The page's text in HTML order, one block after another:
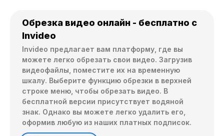
Обрезка видео онлайн - бесплатно с
Invideo
Invideo предлагает вам платформу, где вы
можете легко обрезать свои видео. Загрузив
видеофайлы, поместите их на временную
шкалу. Выберите функцию обрезки в верхней
строке меню, чтобы обрезать видео. В
бесплатной версии присутствует водяной
знак. Однако вы можете легко удалить его,
оформив любую из наших платных подписок.